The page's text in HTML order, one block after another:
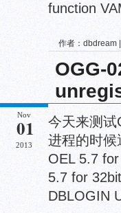
function
作者：dbdream |
OGG-
Nov
01
2013
今天来测
进程的时
OEL 5.7
5.7 for
DBLOGIN